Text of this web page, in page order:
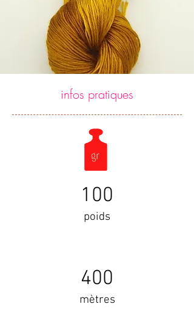
infos pratiques
100
poids
400
mètres